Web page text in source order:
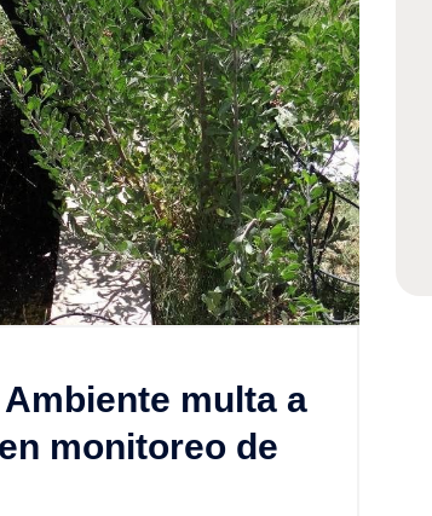
multa a
monitoreo de